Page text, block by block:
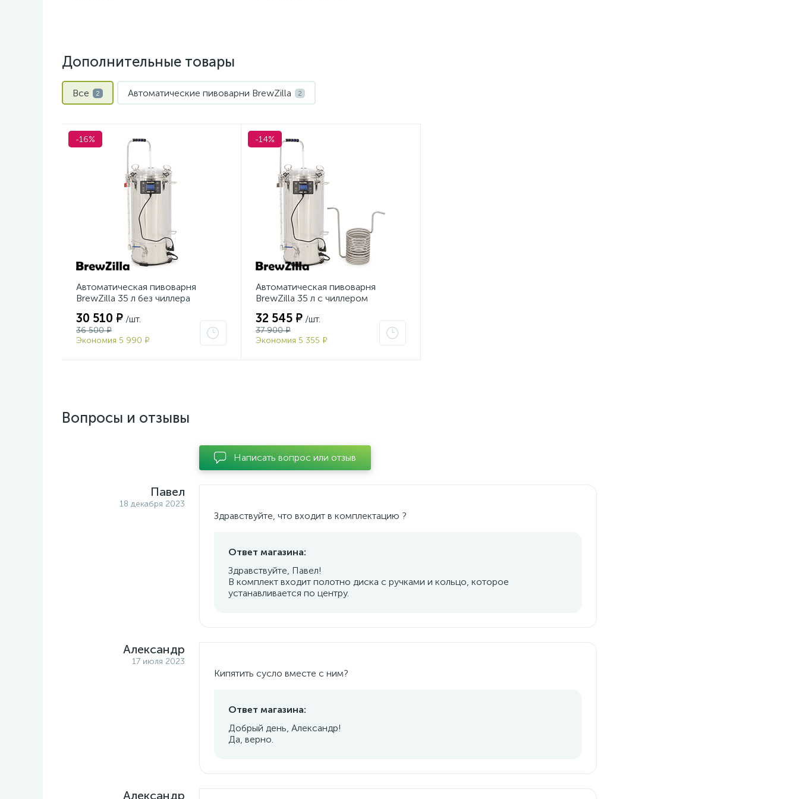
Дополнительные товары
Все 2 Автоматические пивоварни BrewZilla 2
-16%
Автоматическая пивоварня
BrewZilla 35 л без чиллера
30 510 ₽ /шт.
36 500 ₽
Экономия 5 990 ₽
-14%
Автоматическая пивоварня
BrewZilla 35 л с чиллером
32 545 ₽ /шт.
37 900 ₽
Экономия 5 355 ₽
Вопросы и отзывы
Написать вопрос или отзыв
Павел
18 декабря 2023
Здравствуйте, что входит в комплектацию ?
Ответ магазина:
Здравствуйте, Павел!
В комплект входит полотно диска с ручками и кольцо, которое
устанавливается по центру.
Александр
17 июля 2023
Кипятить сусло вместе с ним?
Ответ магазина:
Добрый день, Александр!
Да, верно.
Александр